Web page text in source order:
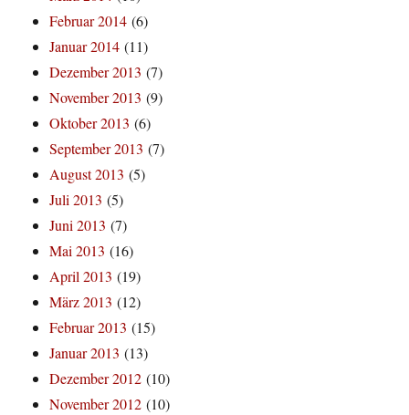
Februar 2014 (6)
Januar 2014 (11)
Dezember 2013 (7)
November 2013 (9)
Oktober 2013 (6)
September 2013 (7)
August 2013 (5)
Juli 2013 (5)
Juni 2013 (7)
Mai 2013 (16)
April 2013 (19)
März 2013 (12)
Februar 2013 (15)
Januar 2013 (13)
Dezember 2012 (10)
November 2012 (10)